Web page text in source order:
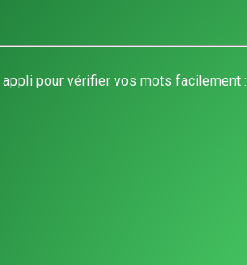
pour vérifier vos mots facilement :